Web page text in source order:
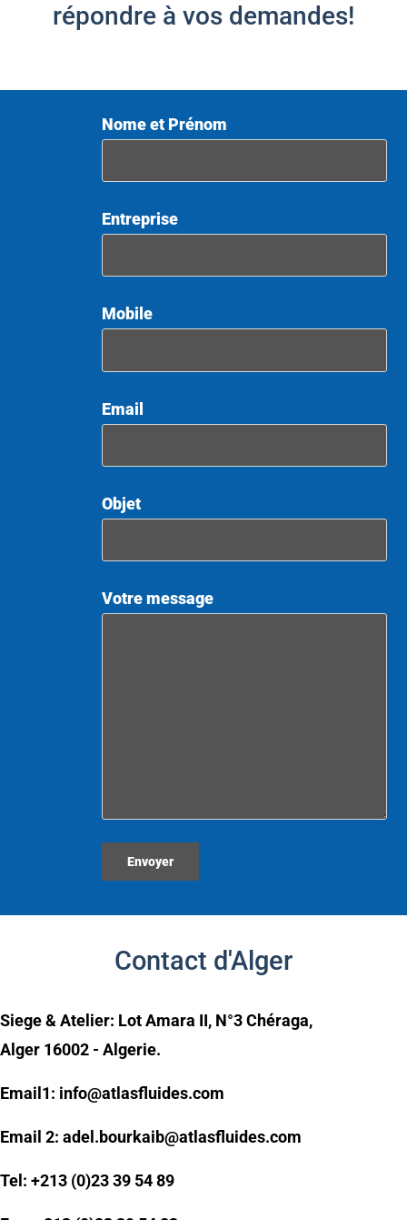
répondre à vos demandes!
Nome et Prénom
Entreprise
Mobile
Email
Objet
Votre message
Contact d'Alger
Siege & Atelier: Lot Amara II, N°3 Chéraga,
Alger 16002 - Algerie.
Email1: info@atlasfluides.com
Email 2: adel.bourkaib@atlasfluides.com
Tel: +213 (0)23 39 54 89